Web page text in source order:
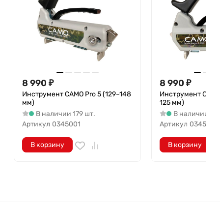
8 990 ₽
Инструмент CAMO Pro 5 (129–148
мм)
В наличии 179 шт.
Артикул 0345001
В корзину
8 990 ₽
Инструмент
125 мм)
В наличии 96
Артикул 0345016
В корзину